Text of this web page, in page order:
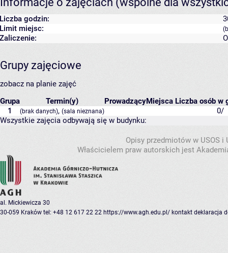
Liczba godzin:
Limit miejsc:
Zaliczenie:
Grupy zajęciowe
zobacz na planie zajęć
Grupa
Termin(y) ProwadzącyMiejsca Liczba osób w
1
(brak danych), (sala nieznana)
0/
Wszystkie zajęcia odbywają się w budynku:
Opisy przedmiotów w USOS
Właścicielem praw autorskich jest
al. Mickiewicza 30
30-059 Kraków tel: +48 12 617 22 22 https://www.agh.edu.pl/ kontakt deklaracja